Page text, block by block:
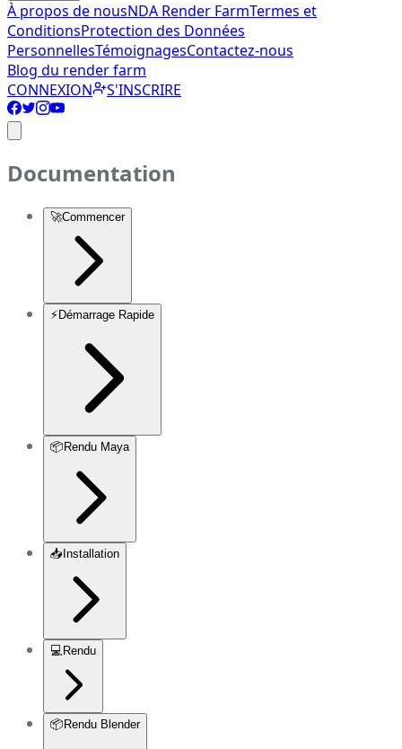
À propos de nousNDA Render FarmTermes et
ConditionsProtection des Données
PersonnellesTémoignagesContactez-nous
Blog du render farm
CONNEXION
S'INSCRIRE
Documentation
🚀Commencer
⚡ Démarrage Rapide
📦 Rendu Maya
📥 Installation
💻 Rendu
📦 Rendu Blender